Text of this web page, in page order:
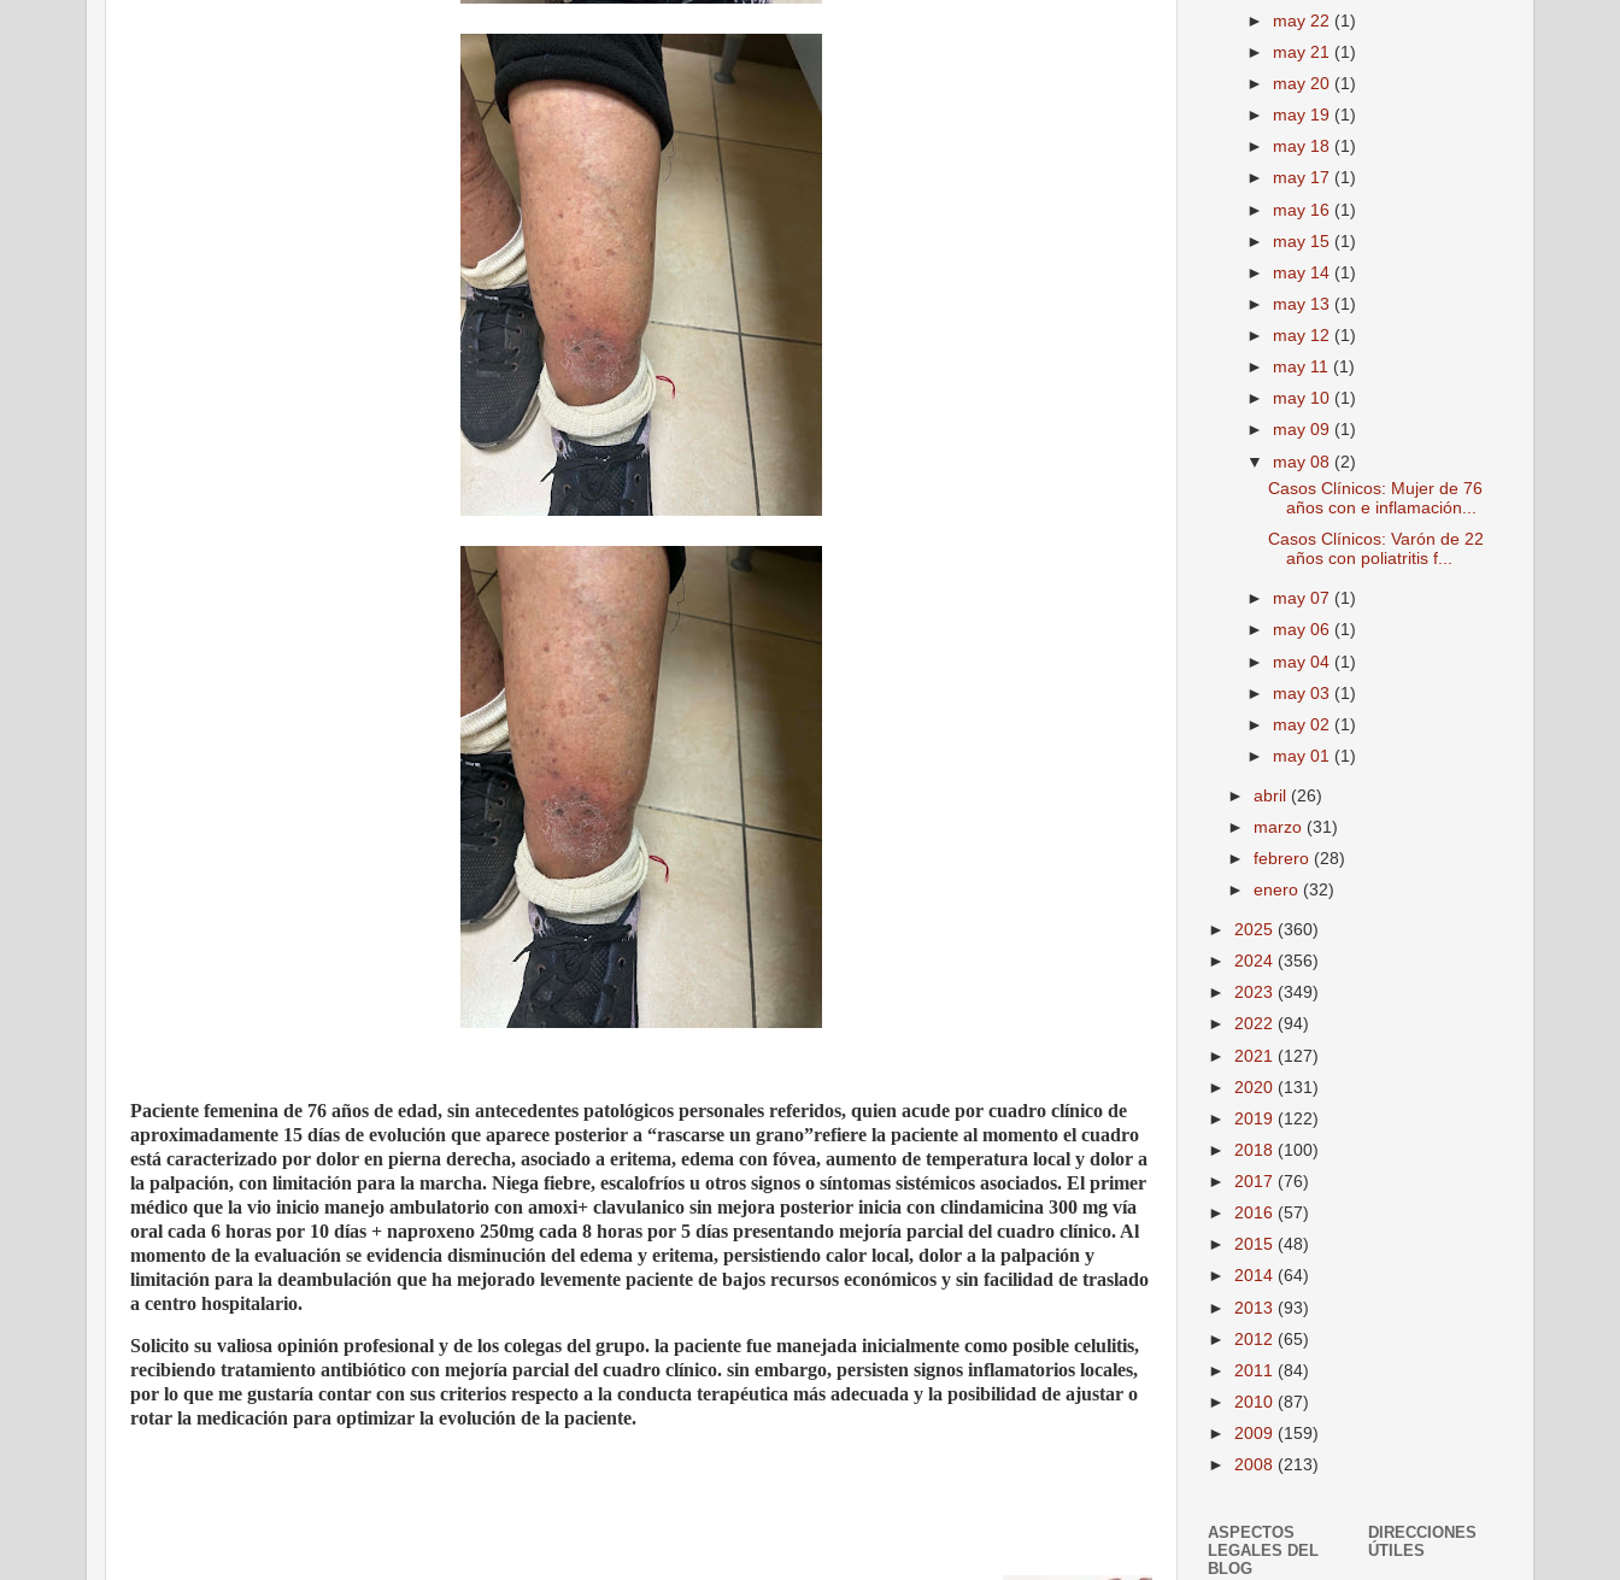
Paciente femenina de 76 años de edad, sin antecedentes patológicos personales referidos, quien acude por cuadro clínico de
aproximadamente 15 días de evolución que aparece posterior a “rascarse un grano”refiere la paciente al momento el cuadro
está caracterizado por dolor en pierna derecha, asociado a eritema, edema con fóvea, aumento de temperatura local y dolor a
la palpación, con limitación para la marcha. Niega fiebre, escalofríos u otros signos o síntomas sistémicos asociados. El primer
médico que la vio inicio manejo ambulatorio con amoxi+ clavulanico sin mejora posterior inicia con clindamicina 300 mg vía
oral cada 6 horas por 10 días + naproxeno 250mg cada 8 horas por 5 días presentando mejoría parcial del cuadro clínico. Al
momento de la evaluación se evidencia disminución del edema y eritema, persistiendo calor local, dolor a la palpación y
limitación para la deambulación que ha mejorado levemente paciente de bajos recursos económicos y sin facilidad de traslado
a centro hospitalario.
Solicito su valiosa opinión profesional y de los colegas del grupo. la paciente fue manejada inicialmente como posible celulitis,
recibiendo tratamiento antibiótico con mejoría parcial del cuadro clínico. sin embargo, persisten signos inflamatorios locales,
por lo que me gustaría contar con sus criterios respecto a la conducta terapéutica más adecuada y la posibilidad de ajustar o
rotar la medicación para optimizar la evolución de la paciente.
► may 22 (1)
► may 21 (1)
► may 20 (1)
► may 19 (1)
► may 18 (1)
► may 17 (1)
► may 16 (1)
► may 15 (1)
► may 14 (1)
► may 13 (1)
► may 12 (1)
► may 11 (1)
► may 10 (1)
► may 09 (1)
▼ may 08 (2)
Casos Clínicos: Mujer de 76
años con e inflamación...
Casos Clínicos: Varón de 22
años con poliatritis f...
► may 07 (1)
► may 06 (1)
► may 04 (1)
► may 03 (1)
► may 02 (1)
► may 01 (1)
►abril (26)
► marzo (31)
►febrero (28)
►enero (32)
► 2025 (360)
► 2024 (356)
► 2023 (349)
► 2022 (94)
► 2021 (127)
► 2020 (131)
► 2019 (122)
► 2018 (100)
► 2017 (76)
► 2016 (57)
► 2015 (48)
► 2014 (64)
► 2013 (93)
► 2012 (65)
► 2011 (84)
► 2010 (87)
► 2009 (159)
► 2008 (213)
ASPECTOS
LEGALES DEL
BLOG
DIRECCIONES
ÚTILES